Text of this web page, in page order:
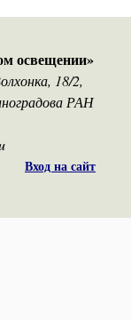
освещении»
18/2,
РАН
Вход на сайт